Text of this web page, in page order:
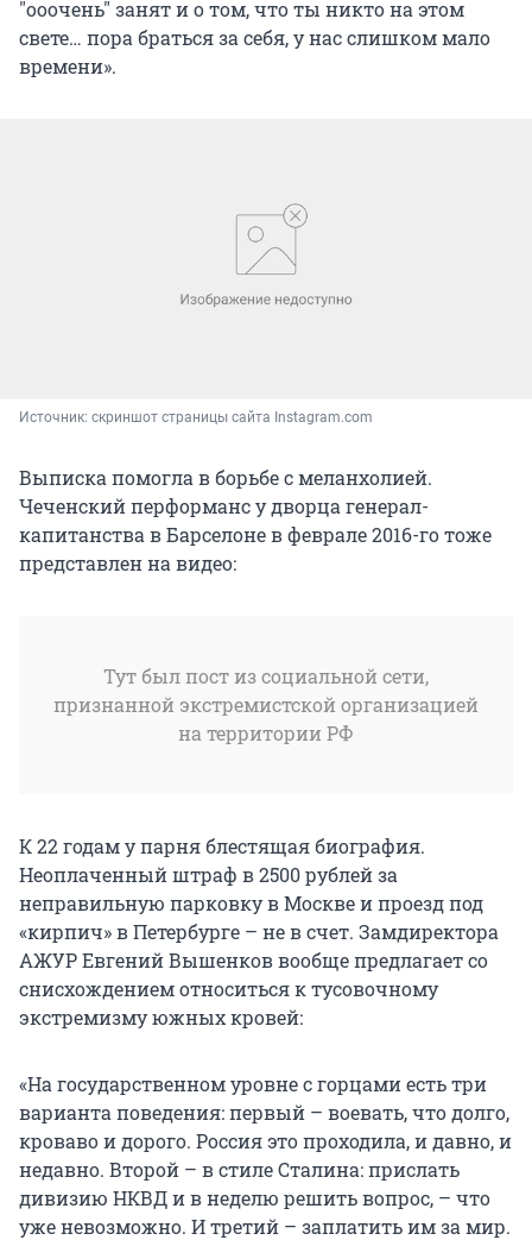
"ооочень" занят и о том, что ты никто на этом
свете… пора браться за себя, у нас слишком мало
времени».
Источник: скриншот страницы сайта Instagram.com
Выписка помогла в борьбе с меланхолией.
Чеченский перформанс у дворца генерал-
капитанства в Барселоне в феврале 2016-го тоже
представлен на видео:
Тут был пост из социальной сети,
признанной экстремистской организацией
на территории РФ
К 22 годам у парня блестящая биография.
Неоплаченный штраф в 2500 рублей за
неправильную парковку в Москве и проезд под
«кирпич» в Петербурге – не в счет. Замдиректора
АЖУР Евгений Вышенков вообще предлагает со
снисхождением относиться к тусовочному
экстремизму южных кровей:
«На государственном уровне с горцами есть три
варианта поведения: первый – воевать, что долго,
кроваво и дорого. Россия это проходила, и давно, и
недавно. Второй – в стиле Сталина: прислать
дивизию НКВД и в неделю решить вопрос, – что
уже невозможно. И третий – заплатить им за мир.